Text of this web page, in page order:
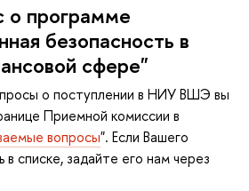
о программе
безопасность
сфере"
о поступлении в НИУ ВШЭ вы
Приемной комиссии
вопросы". Если Вашего
списке, задайте его нам через